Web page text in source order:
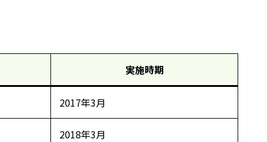
実施時期
2017年3月
2018年3月